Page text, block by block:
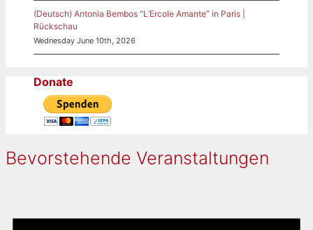
(Deutsch) Antonia Bembos “L’Ercole Amante” in Paris |
Rückschau
Wednesday June 10th, 2026
Donate
Bevorstehende Veranstaltungen